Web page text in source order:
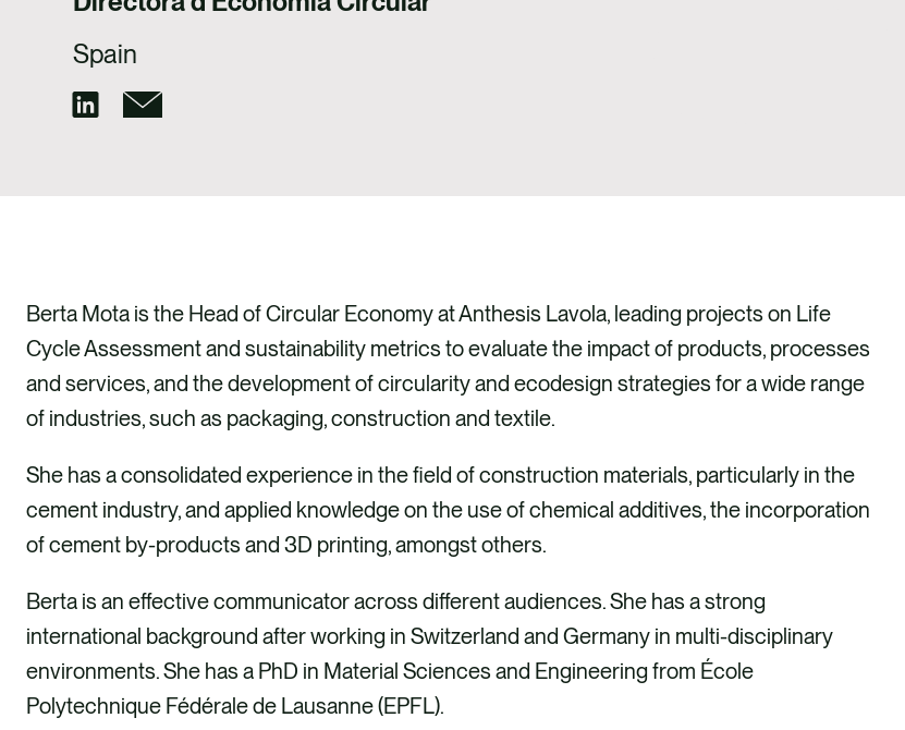
Spain
Berta Mota is the Head of Circular Economy at Anthesis Lavola, leading projects on Life
Cycle Assessment and sustainability metrics to evaluate the impact of products, processes
and services, and the development of circularity and ecodesign strategies for a wide range
of industries, such as packaging, construction and textile.
She has a consolidated experience in the field of construction materials, particularly in the
cement industry, and applied knowledge on the use of chemical additives, the incorporation
of cement by-products and 3D printing, amongst others.
Berta is an effective communicator across different audiences. She has a strong
international background after working in Switzerland and Germany in multi-disciplinary
environments. She has a PhD in Material Sciences and Engineering from École
Polytechnique Fédérale de Lausanne (EPFL).